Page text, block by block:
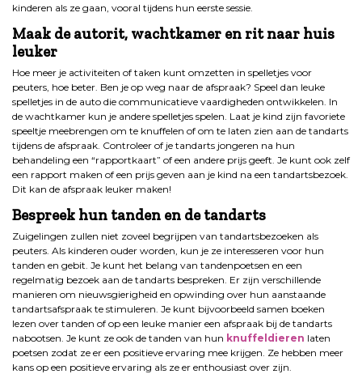
kinderen als ze gaan, vooral tijdens hun eerste sessie.
Maak de autorit, wachtkamer en rit naar huis
leuker
Hoe meer je activiteiten of taken kunt omzetten in spelletjes voor
peuters, hoe beter. Ben je op weg naar de afspraak? Speel dan leuke
spelletjes in de auto die communicatieve vaardigheden ontwikkelen. In
de wachtkamer kun je andere spelletjes spelen. Laat je kind zijn favoriete
speeltje meebrengen om te knuffelen of om te laten zien aan de tandarts
tijdens de afspraak. Controleer of je tandarts jongeren na hun
behandeling een “rapportkaart” of een andere prijs geeft. Je kunt ook zelf
een rapport maken of een prijs geven aan je kind na een tandartsbezoek.
Dit kan de afspraak leuker maken!
Bespreek hun tanden en de tandarts
Zuigelingen zullen niet zoveel begrijpen van tandartsbezoeken als
peuters. Als kinderen ouder worden, kun je ze interesseren voor hun
tanden en gebit. Je kunt het belang van tandenpoetsen en een
regelmatig bezoek aan de tandarts bespreken. Er zijn verschillende
manieren om nieuwsgierigheid en opwinding over hun aanstaande
tandartsafspraak te stimuleren. Je kunt bijvoorbeeld samen boeken
lezen over tanden of op een leuke manier een afspraak bij de tandarts
nabootsen. Je kunt ze ook de tanden van hun knuffeldieren laten
poetsen zodat ze er een positieve ervaring mee krijgen. Ze hebben meer
kans op een positieve ervaring als ze er enthousiast over zijn.